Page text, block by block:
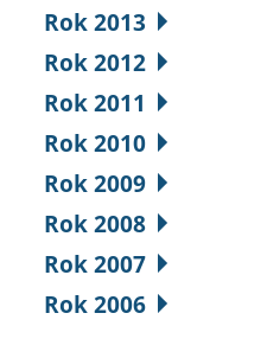
Rok 2013
Rok 2012
Rok 2011
Rok 2010
Rok 2009
Rok 2008
Rok 2007
Rok 2006